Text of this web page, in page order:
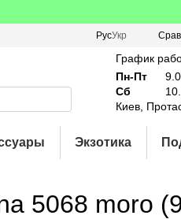
РусУкр
График
Пн-Пт
Сб
Киев,
Экзотика
5068 moro